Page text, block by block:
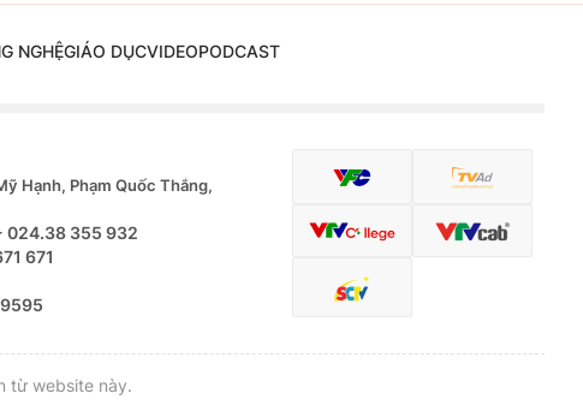
NGHỆGIÁO DỤCVIDEOPODCAST
Hạnh, Phạm Quốc Thắng,
024.38 355 932
671
từ website này.